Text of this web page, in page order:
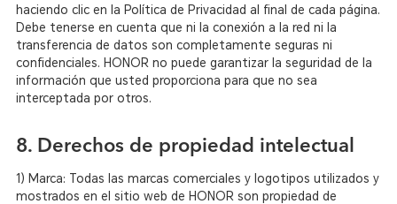
haciendo clic en la Política de Privacidad al final de cada página.
Debe tenerse en cuenta que ni la conexión a la red ni la
transferencia de datos son completamente seguras ni
confidenciales. HONOR no puede garantizar la seguridad de la
información que usted proporciona para que no sea
interceptada por otros.
8. Derechos de propiedad intelectual
1) Marca: Todas las marcas comerciales y logotipos utilizados y
mostrados en el sitio web de HONOR son propiedad de